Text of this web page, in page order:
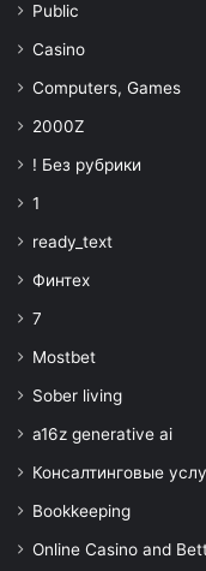
Public
Casino
Computers, Games
2000Z
! Без рубрики
1
ready_text
Финтех
7
Mostbet
Sober living
a16z generative ai
Консалтинговые
Bookkeeping
Online Casino and